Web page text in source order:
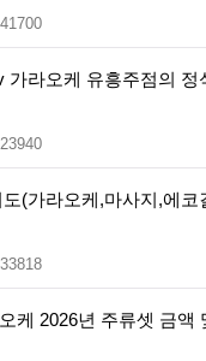
41700
가라오케 유흥주점의
23940
(가라오케,마사지,에코
33818
케 2026년 주류셋 금액